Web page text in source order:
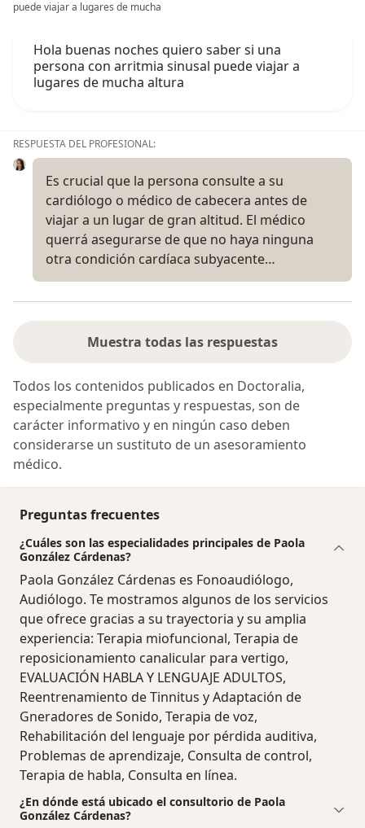
puede viajar a lugares de mucha
Hola buenas noches quiero saber si una
persona con arritmia sinusal puede viajar a
lugares de mucha altura
RESPUESTA DEL PROFESIONAL:
Es crucial que la persona consulte a su
cardiólogo o médico de cabecera antes de
viajar a un lugar de gran altitud. El médico
querrá asegurarse de que no haya ninguna
otra condición cardíaca subyacente…
Muestra todas las respuestas
Todos los contenidos publicados en Doctoralia,
especialmente preguntas y respuestas, son de
carácter informativo y en ningún caso deben
considerarse un sustituto de un asesoramiento
médico.
Preguntas frecuentes
¿Cuáles son las especialidades principales de Paola
González Cárdenas?
Paola González Cárdenas es Fonoaudiólogo,
Audiólogo. Te mostramos algunos de los servicios
que ofrece gracias a su trayectoria y su amplia
experiencia: Terapia miofuncional, Terapia de
reposicionamiento canalicular para vertigo,
EVALUACIÓN HABLA Y LENGUAJE ADULTOS,
Reentrenamiento de Tinnitus y Adaptación de
Gneradores de Sonido, Terapia de voz,
Rehabilitación del lenguaje por pérdida auditiva,
Problemas de aprendizaje, Consulta de control,
Terapia de habla, Consulta en línea.
¿En dónde está ubicado el consultorio de Paola
González Cárdenas?